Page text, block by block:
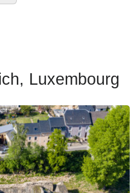
Luxembourg